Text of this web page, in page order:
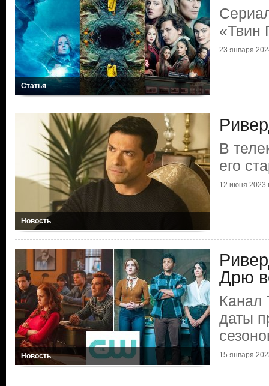
Статья
«Твин
23 января
Новость
В
его
12 июня 2023
Новость
Дрю
Канал
даты
15 января